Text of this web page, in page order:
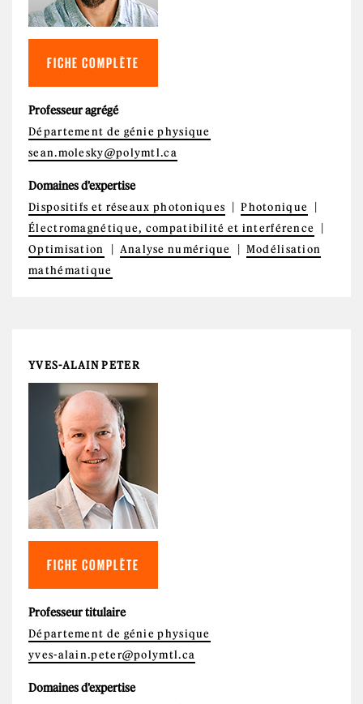
FICHE COMPLÈTE
Professeur agrégé
Département de génie physique
sean.molesky@polymtl.ca
Domaines d'expertise
Dispositifs et réseaux photoniques
Photonique
Électromagnétique, compatibilité et interférence
Optimisation
Analyse numérique
Modélisation
mathématique
YVES-ALAIN PETER
FICHE COMPLÈTE
Professeur titulaire
Département de génie physique
yves-alain.peter@polymtl.ca
Domaines d'expertise